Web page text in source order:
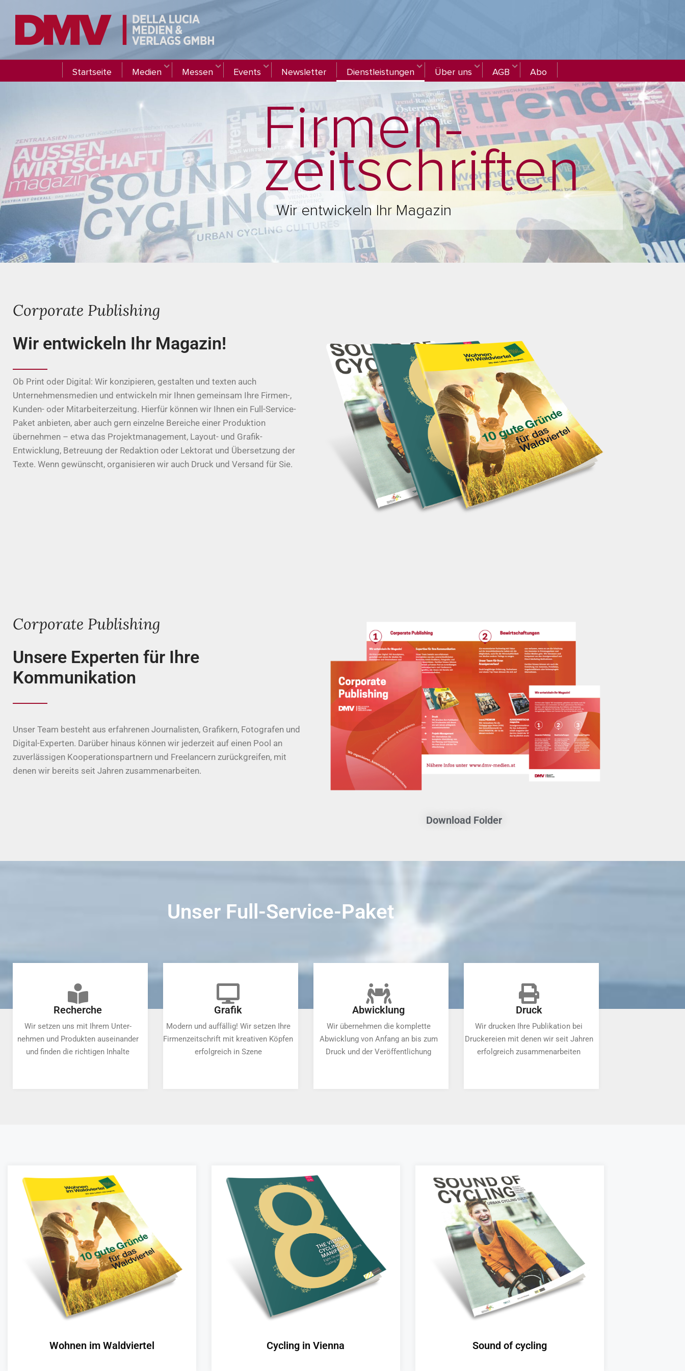
Startseite Medien Messen Events Newsletter Dienstleistungen Über uns AGB Abo
Firmen­
zeitschriften
Wir entwickeln Ihr Magazin
Corporate Publishing
Wir entwickeln Ihr Magazin!
Ob Print oder Digital: Wir konzipieren, gestalten und texten auch
Unternehmensmedien und entwickeln mir Ihnen gemeinsam Ihre Firmen-,
Kunden- oder Mitarbeiterzeitung. Hierfür können wir Ihnen ein Full-Service-
Paket anbieten, aber auch gern einzelne Bereiche einer Produktion
übernehmen – etwa das Projektmanagement, Layout- und Grafik-
Entwicklung, Betreuung der Redaktion oder Lektorat und Übersetzung der
Texte. Wenn gewünscht, organisieren wir auch Druck und Versand für Sie.
Corporate Publishing
Unsere Experten für Ihre
Kommunikation
Unser Team besteht aus erfahrenen Journalisten, Grafikern, Fotografen und
Digital-Experten. Darüber hinaus können wir jederzeit auf einen Pool an
zuverlässigen Kooperationspartnern und Freelancern zurückgreifen, mit
denen wir bereits seit Jahren zusammenarbeiten.
Download Folder
Unser Full-Service-Paket
Recherche
Wir setzen uns mit Ihrem Unter-
nehmen und Produkten auseinander
und finden die richtigen Inhalte
Grafik
Modern und auffällig! Wir setzen Ihre
Firmenzeitschrift mit kreativen Köpfen
erfolgreich in Szene
Abwicklung
Wir übernehmen die komplette
Abwicklung von Anfang an bis zum
Druck und der Veröffentlichung
Druck
Wir drucken Ihre Publikation bei
Druckereien mit denen wir seit Jahren
erfolgreich zusammenarbeiten
Wohnen im Waldviertel Cycling in Vienna Sound of cycling